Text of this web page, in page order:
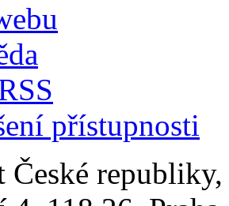
přístupnosti
České